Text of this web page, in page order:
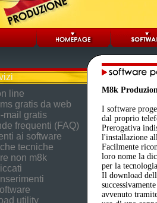
line
gratis da web
mail gratis
frequenti (FAQ)
ai software
tecniche
non m8k
utility
M8k
I software
dal proprio
Prerogativa
l'installazione
Facilmente
loro nome la
per la
Il download
avvenuto